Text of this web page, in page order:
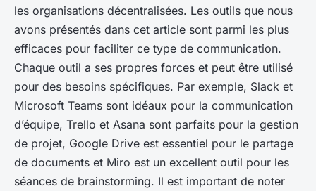
les organisations décentralisées. Les outils que nous
avons présentés dans cet article sont parmi les plus
efficaces pour faciliter ce type de communication.
Chaque outil a ses propres forces et peut être utilisé
pour des besoins spécifiques. Par exemple, Slack et
Microsoft Teams sont idéaux pour la communication
d’équipe, Trello et Asana sont parfaits pour la gestion
de projet, Google Drive est essentiel pour le partage
de documents et Miro est un excellent outil pour les
séances de brainstorming. Il est important de noter